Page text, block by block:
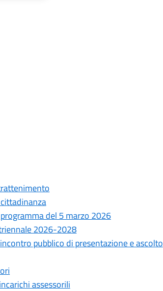
del 5 marzo 2026
2026-2028
pubblico di presentazione e ascolto
assessorili